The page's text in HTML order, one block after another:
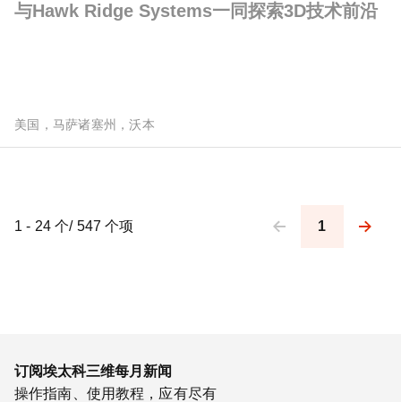
与Hawk Ridge Systems一同探索3D技术前沿
美国，马萨诸塞州，沃本
1 - 24 个/ 547 个项
Pagination
1
订阅埃太科三维每月新闻
操作指南、使用教程，应有尽有